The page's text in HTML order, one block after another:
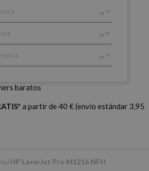
baratos
a partir de 40 € (envío estándar 3,95
HP LaserJet Pro M1216 NFH